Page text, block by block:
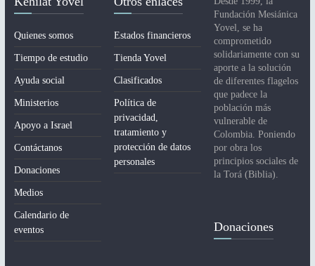
Quienes somos
Tiempo de estudio
Ayuda social
Ministerios
Apoyo a Israel
Contáctanos
Donaciones
Medios
Calendario de
eventos
Estados financieros
Tienda Yovel
Clasificados
Política de
privacidad,
tratamiento y
protección de datos
personales
Fundación Mesiánica
Yovel, se ha
comprometido
solidariamente con su
aporte a la solución
de diferentes flagelos
que padece la
población más
vulnerable de
Colombia. Poniendo
por obra los
principios sociales de
la Torá (Biblia).
Donaciones